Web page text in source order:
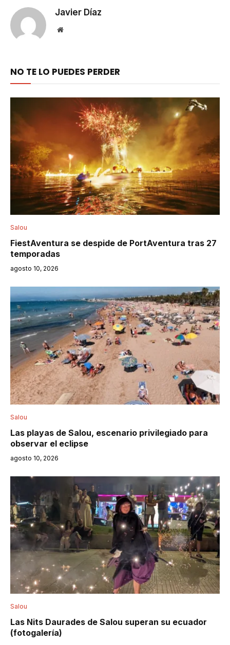
Javier Díaz
Website
NO TE LO PUEDES PERDER
Salou
FiestAventura se despide de PortAventura tras 27
temporadas
agosto 10, 2026
Salou
Las playas de Salou, escenario privilegiado para
observar el eclipse
agosto 10, 2026
Salou
Las Nits Daurades de Salou superan su ecuador
(fotogalería)